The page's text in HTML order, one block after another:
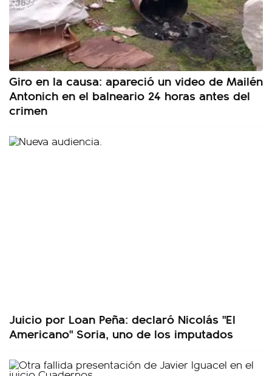
Giro en la causa: apareció un video de Mailén
Antonich en el balneario 24 horas antes del
crimen
Juicio por Loan Peña: declaró Nicolás "El
Americano" Soria, uno de los imputados